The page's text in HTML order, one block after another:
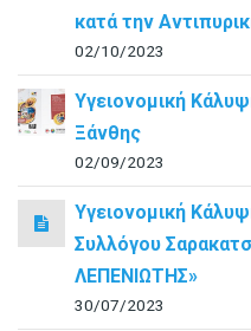
κατά την
02/10/2023
Υγειονομική
Ξάνθης
02/09/2023
Υγειονομική
Συλλόγου
ΛΕΠΕΝΙΩΤΗΣ»
30/07/2023